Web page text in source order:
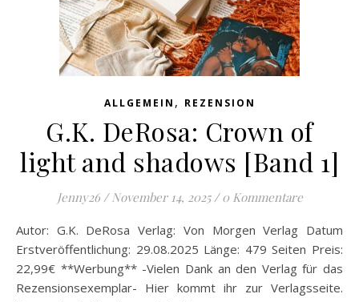
ALLGEMEIN , REZENSION
G.K. DeRosa: Crown of
light and shadows [Band 1]
Jenny26 / November 14, 2025 / 0 Kommentare
Autor: G.K. DeRosa Verlag: Von Morgen Verlag Datum
Erstveröffentlichung: 29.08.2025 Länge: 479 Seiten Preis:
22,99€ **Werbung** -Vielen Dank an den Verlag für das
Rezensionsexemplar- Hier kommt ihr zur Verlagsseite.